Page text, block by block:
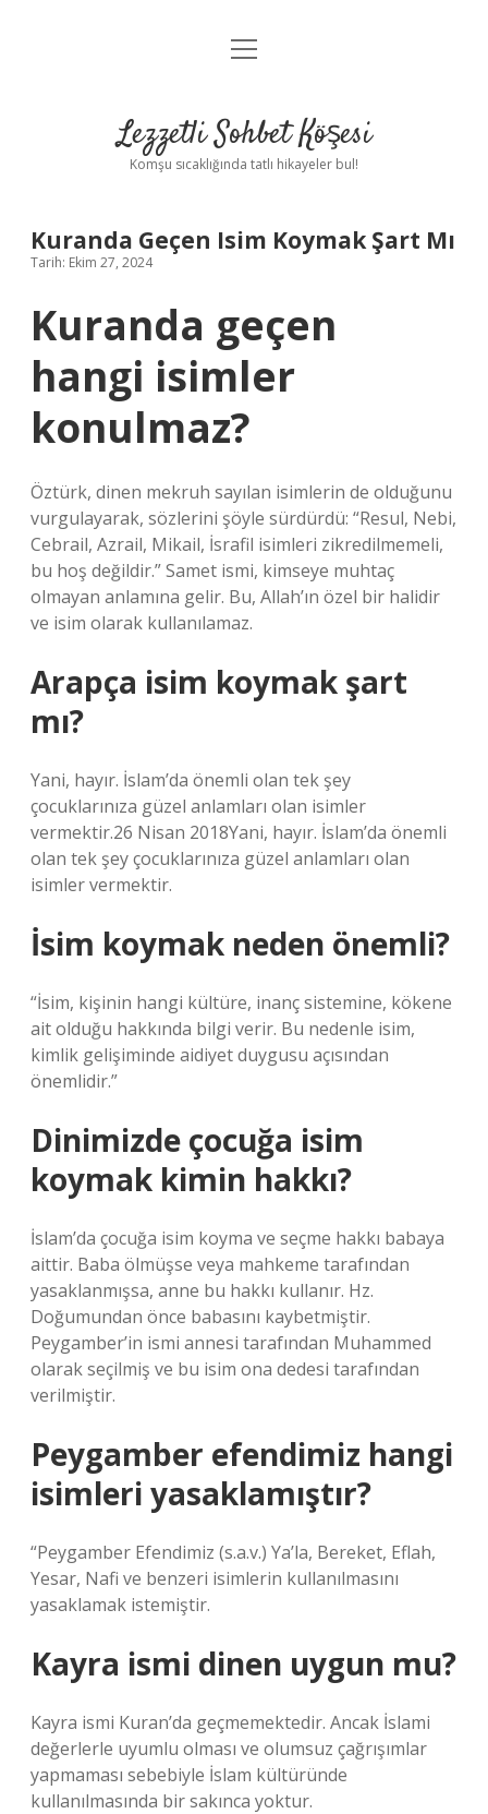
Anasayfa
Yasal Uyarı
menüyü
Lezzetli Sohbet Köşesi
Komşu sıcaklığında tatlı hikayeler bul!
Kuranda Geçen Isim Koymak Şart Mı
Tarih: Ekim 27, 2024
Kuranda geçen
hangi isimler
konulmaz?
Öztürk, dinen mekruh sayılan isimlerin de olduğunu
vurgulayarak, sözlerini şöyle sürdürdü: “Resul, Nebi,
Cebrail, Azrail, Mikail, İsrafil isimleri zikredilmemeli,
bu hoş değildir.” Samet ismi, kimseye muhtaç
olmayan anlamına gelir. Bu, Allah’ın özel bir halidir
ve isim olarak kullanılamaz.
Arapça isim koymak şart
mı?
Yani, hayır. İslam’da önemli olan tek şey
çocuklarınıza güzel anlamları olan isimler
vermektir.26 Nisan 2018Yani, hayır. İslam’da önemli
olan tek şey çocuklarınıza güzel anlamları olan
isimler vermektir.
İsim koymak neden önemli?
“İsim, kişinin hangi kültüre, inanç sistemine, kökene
ait olduğu hakkında bilgi verir. Bu nedenle isim,
kimlik gelişiminde aidiyet duygusu açısından
önemlidir.”
Dinimizde çocuğa isim
koymak kimin hakkı?
İslam’da çocuğa isim koyma ve seçme hakkı babaya
aittir. Baba ölmüşse veya mahkeme tarafından
yasaklanmışsa, anne bu hakkı kullanır. Hz.
Doğumundan önce babasını kaybetmiştir.
Peygamber’in ismi annesi tarafından Muhammed
olarak seçilmiş ve bu isim ona dedesi tarafından
verilmiştir.
Peygamber efendimiz hangi
isimleri yasaklamıştır?
“Peygamber Efendimiz (s.a.v.) Ya’la, Bereket, Eflah,
Yesar, Nafi ve benzeri isimlerin kullanılmasını
yasaklamak istemiştir.
Kayra ismi dinen uygun mu?
Kayra ismi Kuran’da geçmemektedir. Ancak İslami
değerlerle uyumlu olması ve olumsuz çağrışımlar
yapmaması sebebiyle İslam kültüründe
kullanılmasında bir sakınca yoktur.